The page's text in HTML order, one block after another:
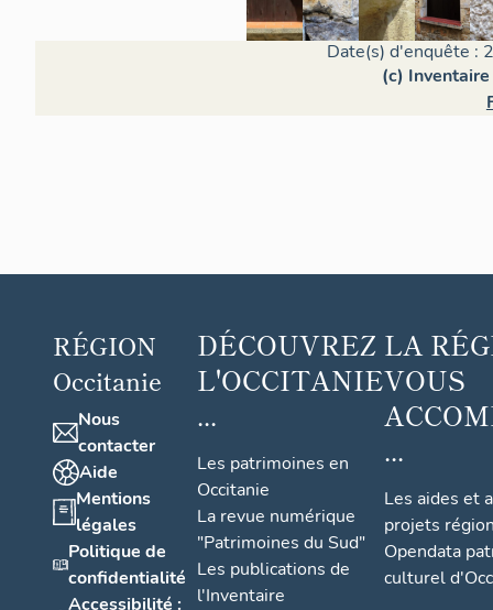
Date(s) d'enquête :
(c)
RÉGION
Occitanie
Nous
contacter
Aide
Mentions
légales
Politique de
confidentialité
Accessibilité :
DÉCOUVREZ
L'OCCITANIE
...
Les patrimoines en
Occitanie
La revue numérique
"Patrimoines du Sud"
Les publications de
l'Inventaire
LA
VOUS
...
Les aides et
projets
Opendata
culturel